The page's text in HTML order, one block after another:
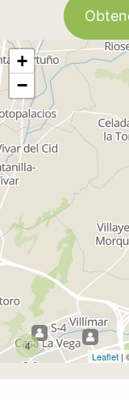
4
+
−
Leaflet |